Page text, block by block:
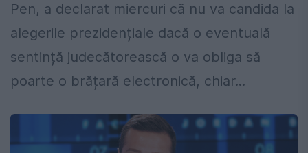
Pen, a declarat miercuri că nu va candida la
alegerile prezidențiale dacă o eventuală
sentință judecătorească o va obliga să
poarte o brățară electronică, chiar...